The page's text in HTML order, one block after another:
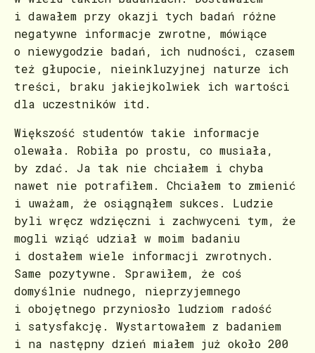
i dawałem przy okazji tych badań różne
negatywne informacje zwrotne, mówiące
o niewygodzie badań, ich nudności, czasem
też głupocie, nieinkluzyjnej naturze ich
treści, braku jakiejkolwiek ich wartości
dla uczestników itd.
Większość studentów takie informacje
olewała. Robiła po prostu, co musiała,
by zdać. Ja tak nie chciałem i chyba
nawet nie potrafiłem. Chciałem to zmienić
i uważam, że osiągnąłem sukces. Ludzie
byli wręcz wdzięczni i zachwyceni tym, że
mogli wziąć udział w moim badaniu
i dostałem wiele informacji zwrotnych.
Same pozytywne. Sprawiłem, że coś
domyślnie nudnego, nieprzyjemnego
i obojętnego przyniosło ludziom radość
i satysfakcję. Wystartowałem z badaniem
i na następny dzień miałem już około 200